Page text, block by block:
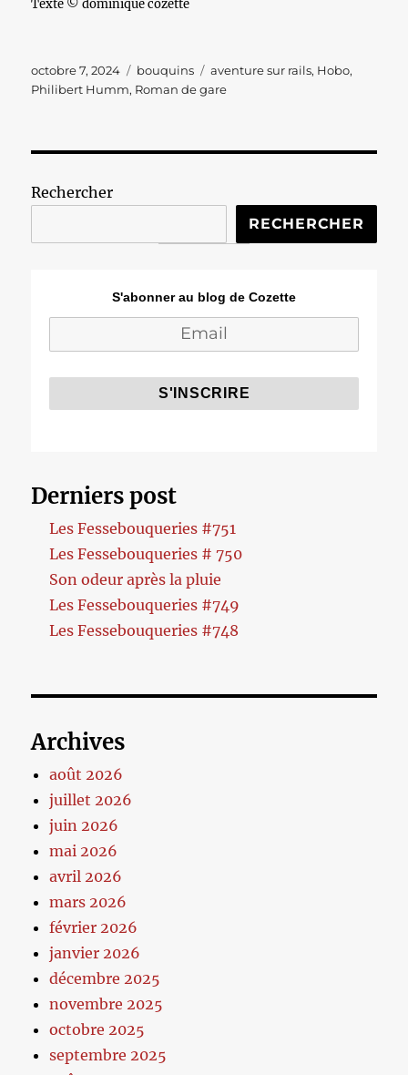
Texte © dominique cozette
Publié
le
octobre 7, 2024 Catégories
bouquins Étiquettes
aventure sur rails, Hobo,
Philibert Humm, Roman de gare
Rechercher
RECHERCHER
S'abonner au blog de Cozette
Derniers post
Les Fessebouqueries #751
Les Fessebouqueries # 750
Son odeur après la pluie
Les Fessebouqueries #749
Les Fessebouqueries #748
Archives
août 2026
juillet 2026
juin 2026
mai 2026
avril 2026
mars 2026
février 2026
janvier 2026
décembre 2025
novembre 2025
octobre 2025
septembre 2025